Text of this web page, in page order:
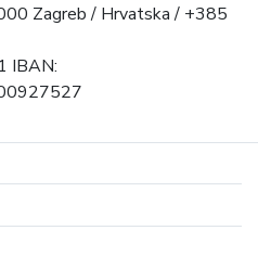
Zagreb / Hrvatska / +385
IBAN: